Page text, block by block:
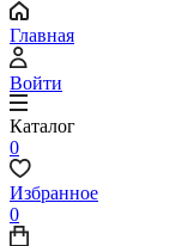
Главная
Войти
Каталог
0
Избранное
0